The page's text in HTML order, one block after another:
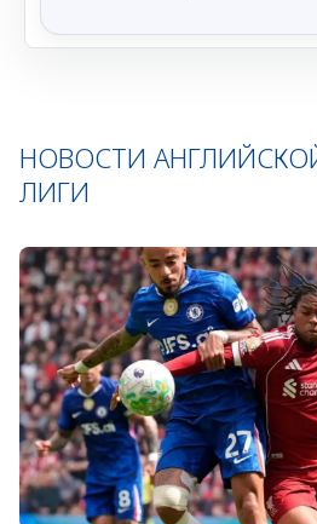
НОВОСТИ
ЛИГИ